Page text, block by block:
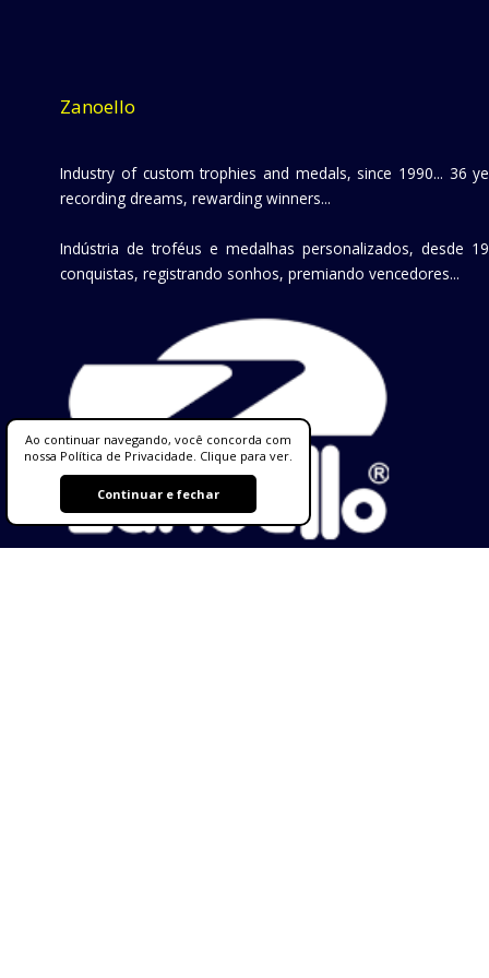
Zanoello
Industry of custom trophies and medals, since 1990... 36
recording dreams, rewarding winners...
Indústria de troféus e medalhas personalizados, desde
conquistas, registrando sonhos, premiando vencedores...
Ao continuar navegando, você concorda com
nossa Política de Privacidade. Clique para ver.
Continuar e fechar